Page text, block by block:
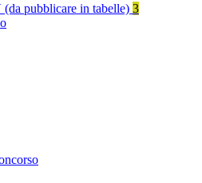
pubblicare in tabelle) 3